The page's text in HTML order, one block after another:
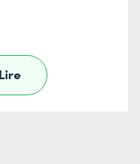
Lire